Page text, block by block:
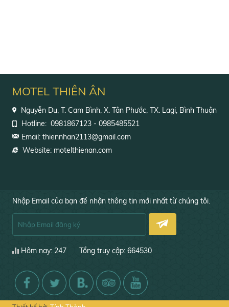
MOTEL THIÊN ÂN
Nguyễn Du, T. Cam Bình, X. Tân Phước, TX. Lagi, Bình Thuận
Hotline: 0981867123 - 0985485521
Email: thiennhan2113@gmail.com
Website: motelthienan.com
Nhập Email của bạn để nhận thông tin mới nhất từ chúng tôi.
Hôm nay: 247 Tổng truy cập: 664530